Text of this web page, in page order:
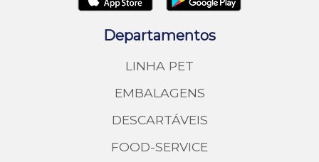
Departamentos
LINHA PET
EMBALAGENS
DESCARTÁVEIS
FOOD-SERVICE